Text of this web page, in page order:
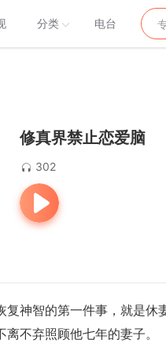
分类 电台
修真界禁止恋爱脑
302
神智的第一件事，就是休
不弃照顾他七年的妻子。